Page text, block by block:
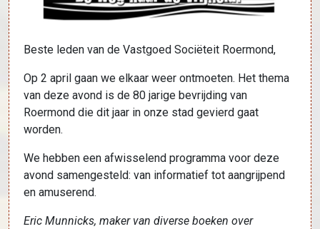
Beste leden van de Vastgoed Sociëteit Roermond,
Op 2 april gaan we elkaar weer ontmoeten. Het thema
van deze avond is de 80 jarige bevrijding van
Roermond die dit jaar in onze stad gevierd gaat
worden.
We hebben een afwisselend programma voor deze
avond samengesteld: van informatief tot aangrijpend
en amuserend.
Eric Munnicks, maker van diverse boeken over